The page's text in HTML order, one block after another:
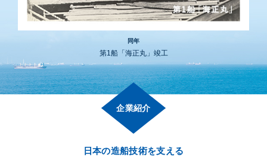
同年
第1船「海正丸」竣工
企業紹介
日本の造船技術を支える